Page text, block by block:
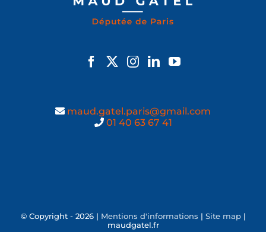
maud.gatel.paris@gmail.com
01 40 63 67 41
© Copyright - 2026 | Mentions d'informations | Site map|
maudgatel.fr